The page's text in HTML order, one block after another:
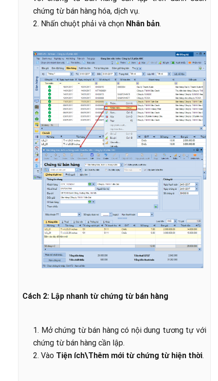
chứng từ bán hàng hóa, dịch vụ.
2. Nhấn chuột phải và chọn Nhân bản.
Cách 2: Lập nhanh từ chứng từ bán hàng
1. Mở chứng từ bán hàng có nội dung tương tự với
chứng từ bán hàng cần lập.
2. Vào Tiện ích\Thêm mới từ chứng từ hiện thời.